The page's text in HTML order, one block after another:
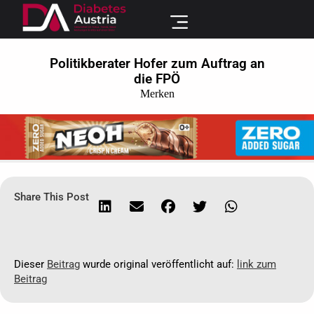
Politikberater Hofer zum Auftrag an
die FPÖ
Merken
Share This Post
Dieser Beitrag wurde original veröffentlicht auf: link zum
Beitrag